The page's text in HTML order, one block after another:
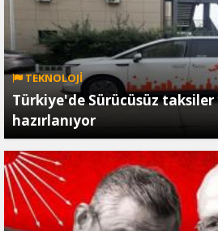
TEKNOLOJİ
Türkiye'de Sürücüsüz taksiler
hazırlanıyor